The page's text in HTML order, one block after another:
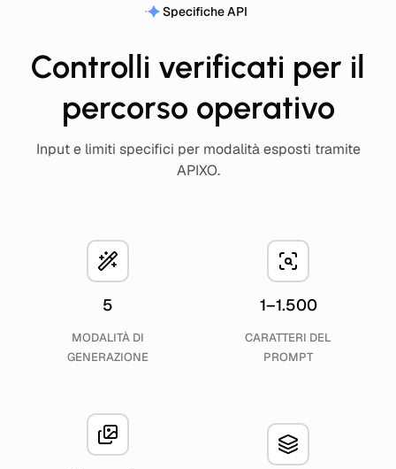
Specifiche API
Controlli verificati per il
percorso operativo
Input e limiti specifici per modalità esposti tramite
APIXO.
5
MODALITÀ DI
GENERAZIONE
1–1.500
CARATTERI DEL
PROMPT